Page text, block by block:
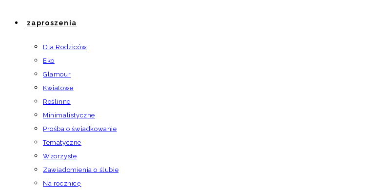
zaproszenia
Dla Rodziców
Eko
Glamour
Kwiatowe
Roślinne
Minimalistyczne
Prośba o świadkowanie
Tematyczne
Wzorzyste
Zawiadomienia o ślubie
Na rocznicę